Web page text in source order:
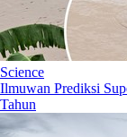
Science
Ilmuwan Prediksi
Tahun